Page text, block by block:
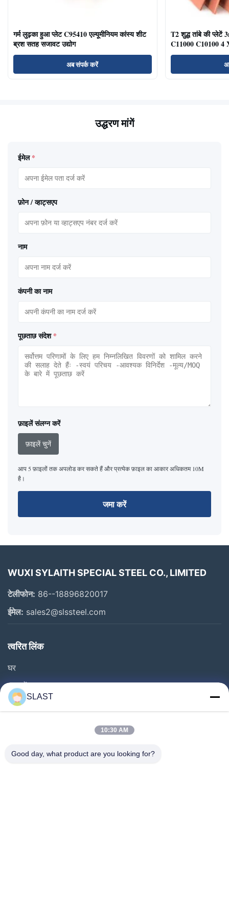
गर्म लुढ़का हुआ प्लेट C95410 एल्यूमीनियम कांस्य शीट
ब्रश सतह सजावट उद्योग
अब संपर्क करें
T2 शुद्ध तांबे की प्लेटें
C11000 C10100 4
उद्धरण मांगें
ईमेल *
फ़ोन / व्हाट्सएप
नाम
कंपनी का नाम
पूछताछ संदेश *
फ़ाइलें संलग्न करें
फ़ाइलें चुनें
आप 5 फ़ाइलों तक अपलोड कर सकते हैं और प्रत्येक फ़ाइल का आकार अधिकतम 10M
है।
जमा करें
WUXI SYLAITH SPECIAL STEEL CO., LIMITED
टेलीफोन: 86--18896820017
ईमेल: sales2@slssteel.com
त्वरित लिंक
घर
उत्पादों
वीडियो
गुणवत्ता नियंत्रण
SLAST
10:30 AM
Good day, what product are you looking for?